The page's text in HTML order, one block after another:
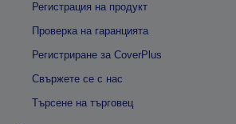
Регистрация на продукт
Проверка на гаранцията
Регистриране за CoverPlus
Свържете се с нас
Търсене на търговец